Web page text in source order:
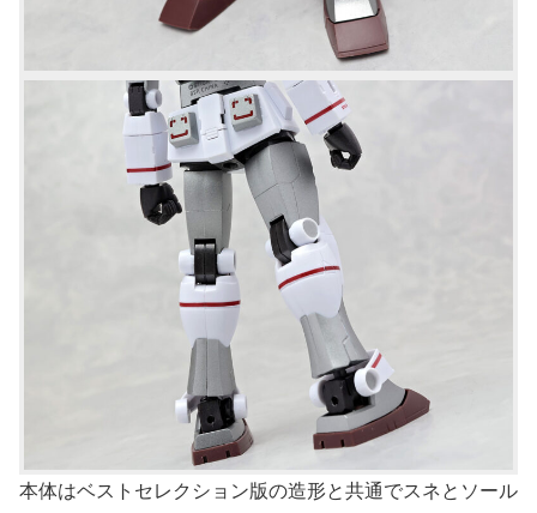
本体はベストセレクション版の造形と共通でスネとソール